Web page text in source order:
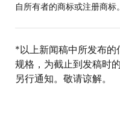
自所有者的商标或注册商标。
*以上新闻稿中所发布的
规格，为截止到发稿时
另行通知。敬请谅解。